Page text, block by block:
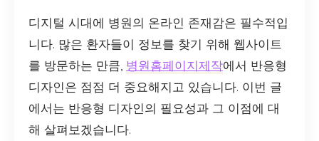
디지털 시대에 병원의 온라인 존재감은 필수적입
니다. 많은 환자들이 정보를 찾기 위해 웹사이트
를 방문하는 만큼, 병원홈페이지제작에서 반응형
디자인은 점점 더 중요해지고 있습니다. 이번 글
에서는 반응형 디자인의 필요성과 그 이점에 대
해 살펴보겠습니다.